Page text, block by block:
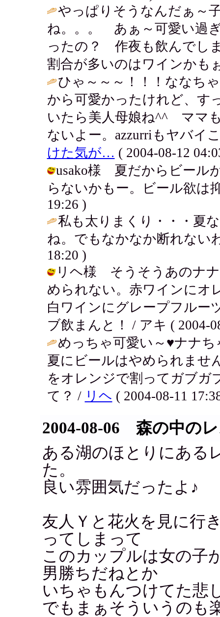
やっぱりそうなんだぁ～
ね。。。 あぁ～可愛い過
ったの？ 作夜も飲んでし
割合が多いのはワインかも
ひゃ～～～！！！ななち
から可愛かったけれど、す
いたら美人母娘ね^^ ママ
ないよー。azzurriもヤバイ
けた気が… ( 2004-08-12
usako様 夏だからビール
らないかもー。ビール欲は
19:26 )
私も太りまくり・・・夏
ね。でもなかなか断れない
18:20 )
リヘ様 そうそうあのナナ
められない。赤ワインにオ
白ワインにグレープフルー
ブ飲まんと！ / アキ ( 2004-
めっちゃ可愛い～♥ナナ
夏にビールはやめられませ
をオレンジで割ってガブガ
て？ / リヘ ( 2004-08-11
2004-08-06 森の中の
ある湖のほとりにある
た。
良い雰囲気だったよ♪
友人Ｙと花火を見に行
ってしまって
このカップルは女の子
男勝ちだねとか
いちゃもんつけてた悲
でもまぁそういうのも